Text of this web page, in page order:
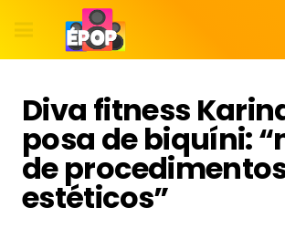
Diva fitness
posa de biquíni:
de
estéticos”